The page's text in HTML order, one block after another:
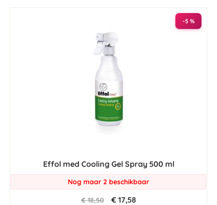
-5 %
Effol med Cooling Gel Spray 500 ml
Nog maar 2 beschikbaar
€ 18,50 € 17,58